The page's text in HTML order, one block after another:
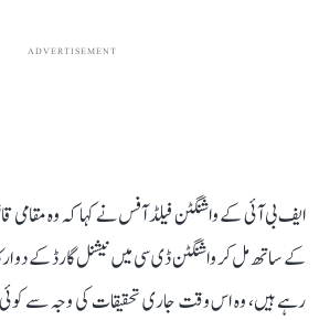
ADVERTISEMENT
ایف بی آئی کے واشنگٹن فیلڈ آفس نے کہا کہ وہ مقامی
کے ساتھ مل کر واشنگٹن ڈی سی میں نیشنل گارڈ کے دو
رہے ہیں، وہ اس وقت جاری تحقیقات کی وجہ سے کوئی